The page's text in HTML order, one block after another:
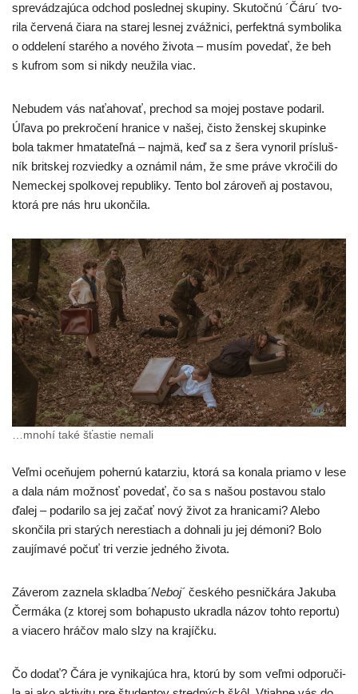
spre­vá­dza­jú­ca odchod posled­nej sku­pi­ny. Skutočnú ´Čáru´ tvo­
ri­la čer­ve­ná čia­ra na sta­rej les­nej zváž­ni­ci, per­fekt­ná sym­bo­li­ka
o odde­le­ní sta­ré­ho a nové­ho živo­ta – musím pove­dať, že beh
s kuf­rom som si nikdy neuži­la viac.
Nebudem vás naťa­ho­vať, pre­chod sa mojej posta­ve poda­ril.
Úľava po pre­kro­če­ní hra­ni­ce v našej, čis­to žen­skej sku­pin­ke
bola tak­mer hma­ta­teľ­ná – naj­mä, keď sa z šera vyno­ril prí­sluš­
ník brit­skej roz­vied­ky a ozná­mil nám, že sme prá­ve vkro­či­li do
Nemeckej spol­ko­vej repub­li­ky. Tento bol záro­veň aj posta­vou,
kto­rá pre nás hru ukončila.
…mno­hí také šťas­tie nemali
Veľmi oce­ňu­jem poher­nú katar­ziu, kto­rá sa kona­la pria­mo v lese
a dala nám mož­nosť pove­dať, čo sa s našou posta­vou sta­lo
ďalej – poda­ri­lo sa jej začať nový život za hra­ni­ca­mi? Alebo
skon­či­la pri sta­rých neres­tiach a dohna­li ju jej démo­ni? Bolo
zau­jí­ma­vé počuť tri ver­zie jed­né­ho života.
Záverom zazne­la sklad­ba´Neboj´ čes­ké­ho pes­nič­ká­ra Jakuba
Čermáka (z kto­rej som boha­pus­to ukrad­la názov toh­to repor­tu)
a via­ce­ro hrá­čov malo slzy na krajíčku.
Čo dodať? Čára je vyni­ka­jú­ca hra, kto­rú by som veľ­mi odpo­ru­či­